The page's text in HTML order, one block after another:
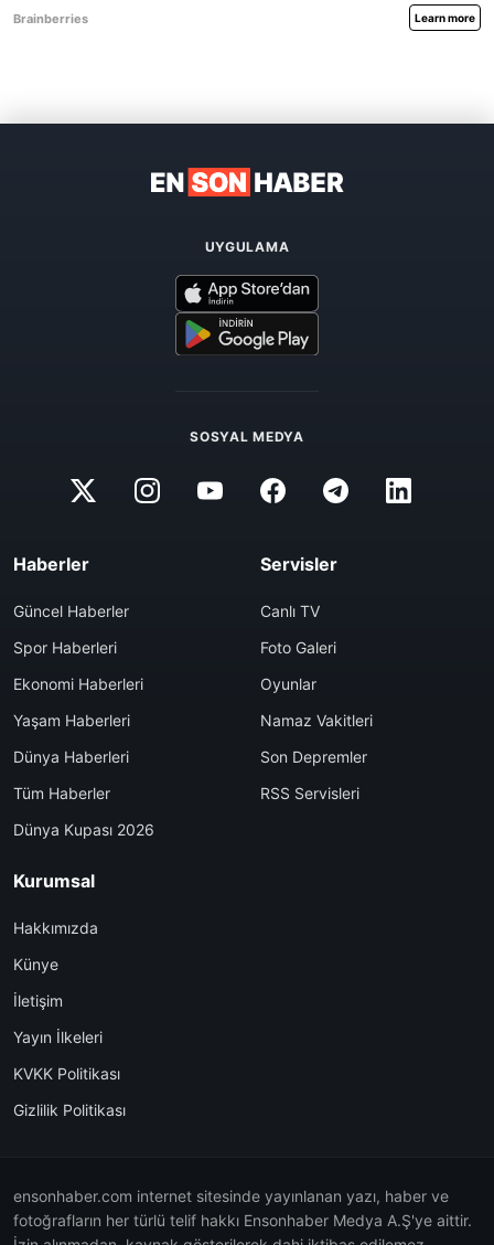
UYGULAMA
SOSYAL MEDYA
Haberler
Güncel Haberler
Spor Haberleri
Ekonomi Haberleri
Yaşam Haberleri
Dünya Haberleri
Tüm Haberler
Dünya Kupası 2026
Servisler
Canlı TV
Foto Galeri
Oyunlar
Namaz Vakitleri
Son Depremler
RSS Servisleri
Kurumsal
Hakkımızda
Künye
İletişim
Yayın İlkeleri
KVKK Politikası
Gizlilik Politikası
ensonhaber.com internet sitesinde yayınlanan yazı, haber ve
fotoğrafların her türlü telif hakkı Ensonhaber Medya A.Ş'ye aittir.